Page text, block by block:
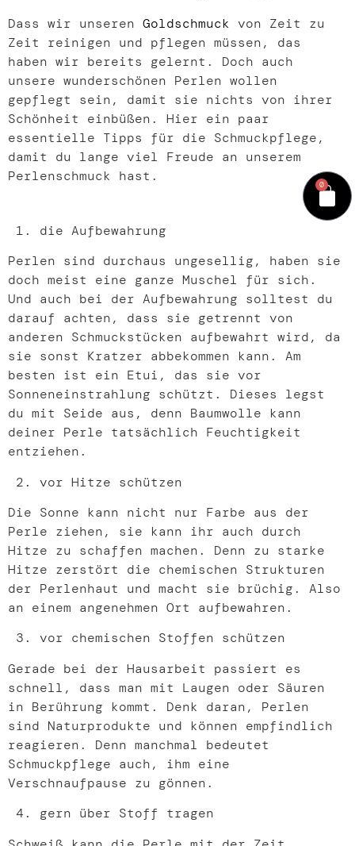
0
Dass wir unseren Goldschmuck von Zeit zu
Zeit reinigen und pflegen müssen, das
haben wir bereits gelernt. Doch auch
unsere wunderschönen Perlen wollen
gepflegt sein, damit sie nichts von ihrer
Schönheit einbüßen. Hier ein paar
essentielle Tipps für die Schmuckpflege,
damit du lange viel Freude an unserem
Perlenschmuck hast.
die Aufbewahrung
Perlen sind durchaus ungesellig, haben sie
doch meist eine ganze Muschel für sich.
Und auch bei der Aufbewahrung solltest du
darauf achten, dass sie getrennt von
anderen Schmuckstücken aufbewahrt wird, da
sie sonst Kratzer abbekommen kann. Am
besten ist ein Etui, das sie vor
Sonneneinstrahlung schützt. Dieses legst
du mit Seide aus, denn Baumwolle kann
deiner Perle tatsächlich Feuchtigkeit
entziehen.
vor Hitze schützen
Die Sonne kann nicht nur Farbe aus der
Perle ziehen, sie kann ihr auch durch
Hitze zu schaffen machen. Denn zu starke
Hitze zerstört die chemischen Strukturen
der Perlenhaut und macht sie brüchig. Also
an einem angenehmen Ort aufbewahren.
vor chemischen Stoffen schützen
Gerade bei der Hausarbeit passiert es
schnell, dass man mit Laugen oder Säuren
in Berührung kommt. Denk daran, Perlen
sind Naturprodukte und können empfindlich
reagieren. Denn manchmal bedeutet
Schmuckpflege auch, ihm eine
Verschnaufpause zu gönnen.
gern über Stoff tragen